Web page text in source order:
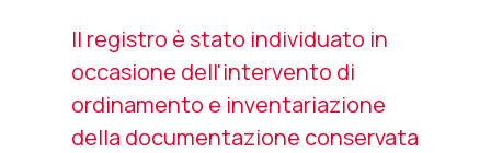
Il registro è stato individuato in
occasione dell'intervento di
ordinamento e inventariazione
della documentazione conservata